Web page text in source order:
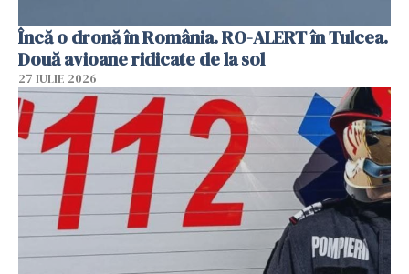
Încă o dronă în România. RO-ALERT în Tulcea.
Două avioane ridicate de la sol
27 IULIE 2026